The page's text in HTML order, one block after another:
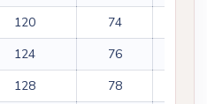
120 74
124 76
128 78